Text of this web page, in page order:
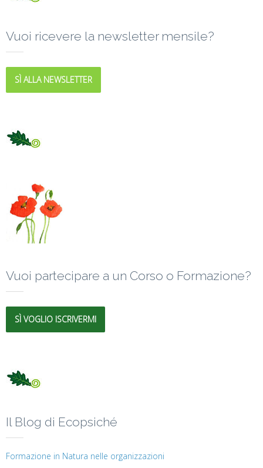
Vuoi ricevere la newsletter mensile?
SÌ ALLA NEWSLETTER
Vuoi partecipare a un Corso o Formazione?
SÌ VOGLIO ISCRIVERMI
Il Blog di Ecopsiché
Formazione in Natura nelle organizzazioni